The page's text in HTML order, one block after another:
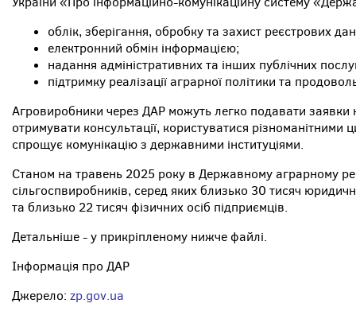
облік, зберігання, обробку та захист реєстрових
електронний обмін інформацією;
надання адміністративних та інших публічних
підтримку реалізації аграрної політики та
Агровиробники через ДАР можуть легко подавати
отримувати консультації, користуватися
спрощує комунікацію з державними інституціями.
Станом на травень 2025 року в Державному аграрному
сільгоспвиробників, серед яких близько 30 тисяч
та близько 22 тисяч фізичних осіб підприємців.
Детальніше - у прикріпленому нижче файлі.
Інформація про ДАР
Джерело: zp.gov.ua